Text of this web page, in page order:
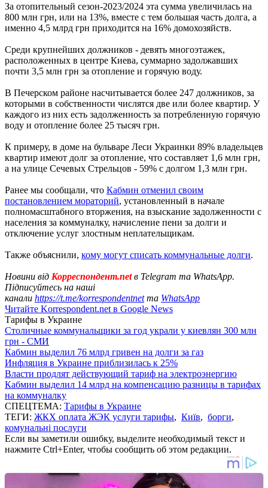
За отопительный сезон-2023/2024 эта сумма увеличилась на
800 млн грн, или на 13%, вместе с тем большая часть долга, а
именно 4,5 млрд грн приходится на 16% домохозяйств.
Среди крупнейших должников - девять многоэтажек,
расположенных в центре Киева, суммарно задолжавших
почти 3,5 млн грн за отопление и горячую воду.
В Печерском районе насчитывается более 247 должников, за
которыми в собственности числятся две или более квартир. У
каждого из них есть задолженность за потребленную горячую
воду и отопление более 25 тысяч грн.
К примеру, в доме на бульваре Леси Украинки 89% владельцев
квартир имеют долг за отопление, что составляет 1,6 млн грн,
а на улице Сечевых Стрельцов - 59% с долгом 1,3 млн грн.
Ранее мы сообщали, что Кабмин отменил своим
постановлением мораторий, установленный в начале
полномасштабного вторжения, на взыскание задолженности с
населения за коммуналку, начисление пени за долги и
отключение услуг злостным неплательщикам.
Также объяснили, кому могут списать коммунальные долги.
Новини від Корреспондент.netв Telegram та WhatsApp.
Підписуйтесь на наші
канали https://t.me/korrespondentnetта WhatsApp
Читайте Korrespondent.net в Google News
Тарифы в Украине
Столичные коммунальщики за год украли у киевлян 300 млн
грн - СМИ
Кабмин выделил 76 млрд гривен на долги за газ
Инфляция в Украине приблизилась к 25%
Власти продлят действующий тариф на электроэнергию
Кабмин выделил 14 млрд на компенсацию разницы в тарифах
на коммуналку
СПЕЦТЕМА: Тарифы в Украине
ТЕГИ: ЖКХ оплата ЖЭК услуги тарифы, Київ, борги,
комунальні послуги
Если вы заметили ошибку, выделите необходимый текст и
нажмите Ctrl+Enter, чтобы сообщить об этом редакции.